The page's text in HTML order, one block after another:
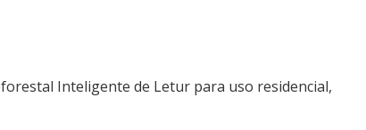
Inteligente de Letur para uso residencial,